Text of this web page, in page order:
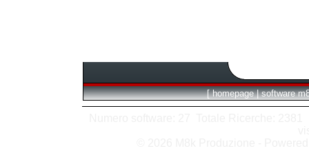
[ homepage | software